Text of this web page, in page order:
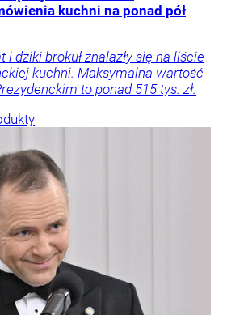
kuchni na ponad pół
dziki brokuł znalazły się na liście
kuchni. Maksymalna wartość
to ponad 515 tys. zł.